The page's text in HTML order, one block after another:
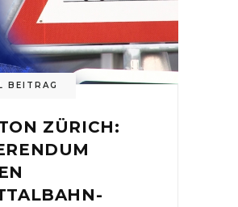
BEITRAG
ZÜRICH: